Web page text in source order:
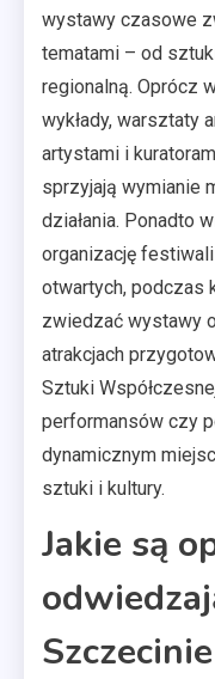
wystawy czasowe
tematami – od
regionalną. Oprócz
wykłady, warsztaty
artystami i
sprzyjają wymianie
działania. Ponadto
organizację
otwartych, podczas
zwiedzać wystawy
atrakcjach
Sztuki
performansów czy
dynamicznym
sztuki i kultury.
Jakie są
Szczecinie